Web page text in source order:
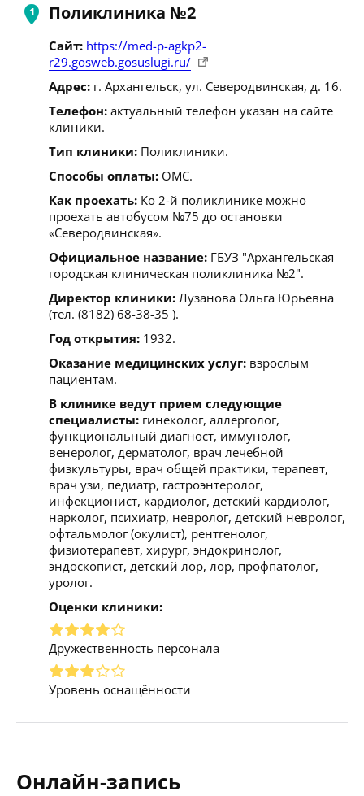
Поликлиника №2
Сайт: https://med-p-agkp2-
r29.gosweb.gosuslugi.ru/
Адрес: г. Архангельск, ул. Северодвинская, д. 16.
Телефон: актуальный телефон указан на сайте
клиники.
Тип клиники: Поликлиники.
Способы оплаты: ОМС.
Как проехать: Ко 2-й поликлинике можно
проехать автобусом №75 до остановки
«Северодвинская».
Официальное название: ГБУЗ "Архангельская
городская клиническая поликлиника №2".
Директор клиники: Лузанова Ольга Юрьевна
(тел. (8182) 68-38-35 ).
Год открытия: 1932.
Оказание медицинских услуг: взрослым
пациентам.
В клинике ведут прием следующие
специалисты: гинеколог, аллерголог,
функциональный диагност, иммунолог,
венеролог, дерматолог, врач лечебной
физкультуры, врач общей практики, терапевт,
врач узи, педиатр, гастроэнтеролог,
инфекционист, кардиолог, детский кардиолог,
нарколог, психиатр, невролог, детский невролог,
офтальмолог (окулист), рентгенолог,
физиотерапевт, хирург, эндокринолог,
эндоскопист, детский лор, лор, профпатолог,
уролог.
Оценки клиники:
Дружественность персонала
Уровень оснащённости
Онлайн-запись